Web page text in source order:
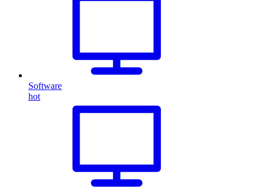
Software
hot